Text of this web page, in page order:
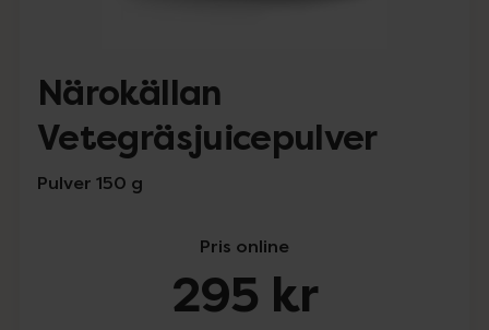
Närokällan
Vetegräsjuicepulver
Pulver 150 g
Pris online
295 kr